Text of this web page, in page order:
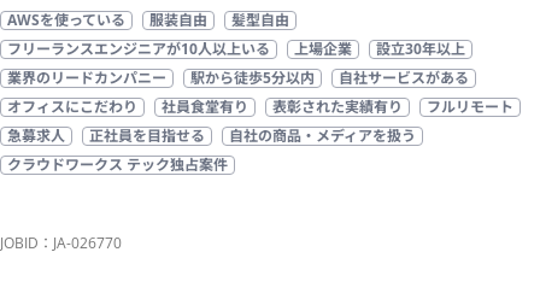
AWSを使っている 服装自由
髪型自由
フリーランスエンジニアが10人以上いる
上場企業
設立30年以上
業界のリードカンパニー
駅から徒歩5分以内
自社サービスがある
オフィスにこだわり
社員食堂有り 表彰された実績有り
フルリモート
急募求人
正社員を目指せる
自社の商品・メディアを扱う
クラウドワークス テック独占案件
JOBID：JA-026770